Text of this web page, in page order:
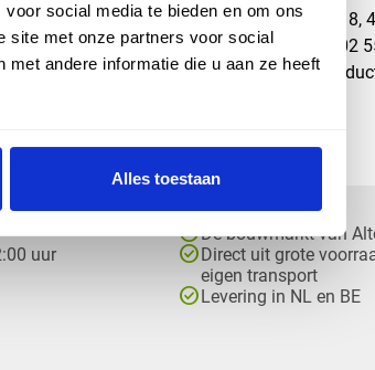
social media te bieden en om ons
site met onze partners voor social
andere informatie die u aan ze heeft
Alles toestaan
uur
map Veensesteeg 8,
phone_enabled +31 416 75 02
mail
check_circleDé bouwmarkt van
check_circle Direct uit grote
eigen transport
check_circle Levering in NL en BE